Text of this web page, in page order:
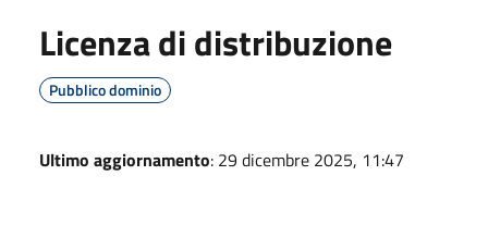
Licenza di distribuzione
Pubblico dominio
Ultimo aggiornamento: 29 dicembre 2025, 11:47